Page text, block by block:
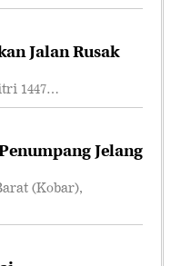
Jalan Rusak
1447…
Jelang
(Kobar),